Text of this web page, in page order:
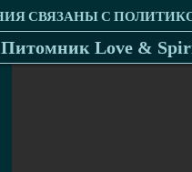
Питомник Love &